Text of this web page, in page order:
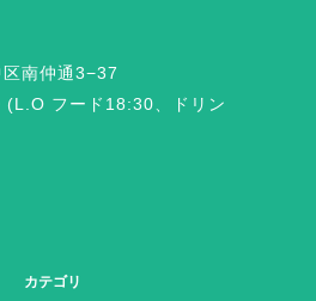
南仲通3−37
フード18:30、ドリン
カテゴリ